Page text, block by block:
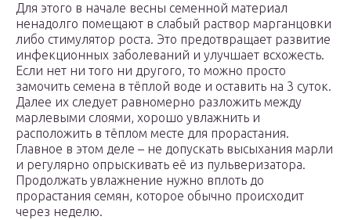
Для этого в начале весны семенной материал
ненадолго помещают в слабый раствор марганцовки
либо стимулятор роста. Это предотвращает развитие
инфекционных заболеваний и улучшает всхожесть.
Если нет ни того ни другого, то можно просто
замочить семена в тёплой воде и оставить на 3 суток.
Далее их следует равномерно разложить между
марлевыми слоями, хорошо увлажнить и
расположить в тёплом месте для прорастания.
Главное в этом деле – не допускать высыхания марли
и регулярно опрыскивать её из пульверизатора.
Продолжать увлажнение нужно вплоть до
прорастания семян, которое обычно происходит
через неделю.